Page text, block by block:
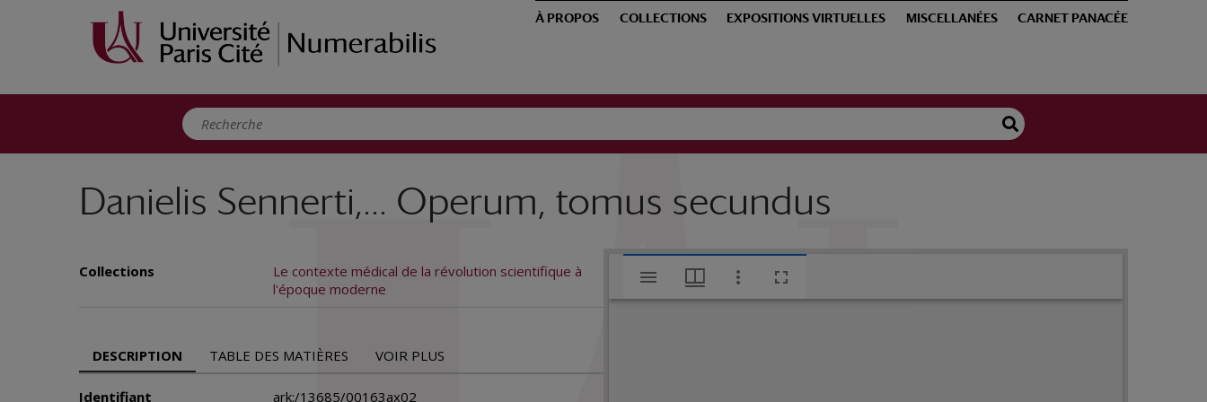
À PROPOS COLLECTIONS EXPOSITIONS VIRTUELLES MISCELLANÉES CARNET PANACÉE
Danielis Sennerti,... Operum, tomus secundus
Collections
Le contexte médical de la révolution scientifique à
l'époque moderne
DESCRIPTION TABLE DES MATIÈRES VOIR PLUS
Identifiant ark:/13685/00163ax02
V
Danielis Sennerti,... Operum, tomus secundus
Panneau de gestion des cookies